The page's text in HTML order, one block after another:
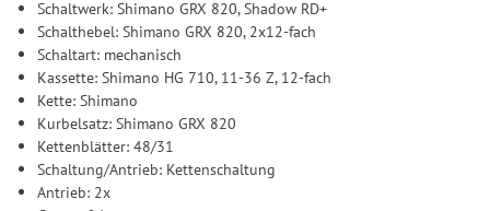
Schaltwerk: Shimano GRX 820, Shadow RD+
Schalthebel: Shimano GRX 820, 2x12-fach
Schaltart: mechanisch
Kassette: Shimano HG 710, 11-36 Z, 12-fach
Kette: Shimano
Kurbelsatz: Shimano GRX 820
Kettenblätter: 48/31
Schaltung/Antrieb: Kettenschaltung
Antrieb: 2x